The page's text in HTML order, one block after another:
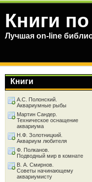
Книги
Лучшая on-line
Книги
А.С. Полонский.
Аквариумные рыбы
Мартин Сандер.
Техническое оснащение
аквариума
Н.Ф. Золотницкий.
Аквариум любителя
Ф. Полканов.
Подводный мир в комнате
В. А. Смирнов.
Советы начинающему
аквариумисту